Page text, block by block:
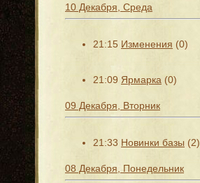
10 Декабря, Среда
21:15 Изменения (0)
21:09 Ярмарка (0)
09 Декабря, Вторник
21:33 Новинки базы (2)
08 Декабря, Понедельник